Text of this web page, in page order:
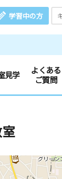
学習中の方
見学
よくある
ご質問